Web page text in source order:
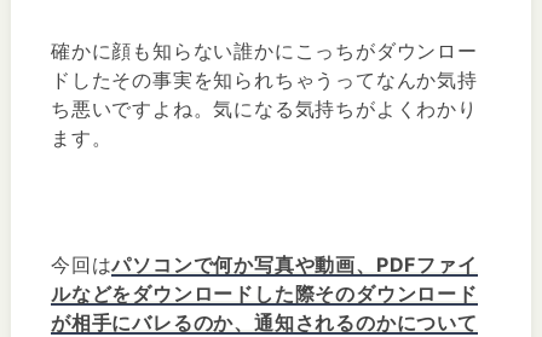
確かに顔も知らない誰かにこっちがダウンロー
ドしたその事実を知られちゃうってなんか気持
ち悪いですよね。気になる気持ちがよくわかり
ます。
今回はパソコンで何か写真や動画、PDFファイ
ルなどをダウンロードした際そのダウンロード
が相手にバレるのか、通知されるのかについて